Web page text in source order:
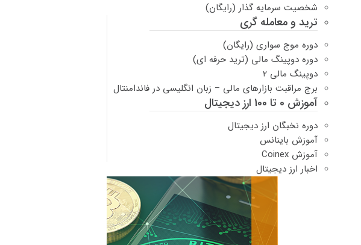
شخصیت سرمایه گذار (رایگان)
ترید و معامله گری
دوره موج سواری (رایگان)
دوره دوپینگ مالی (ترید حرفه ای)
دوپینگ مالی ۲
برج مراقبت بازارهای مالی – زبان انگلیسی در فاندامنتال
آموزش 0 تا 100 ارز دیجیتال
دوره نخبگان ارز دیجیتال
آموزش باینانس
آموزش Coinex
اخبار ارز دیجیتال